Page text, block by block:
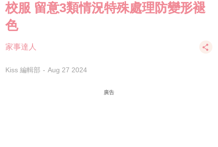
校服 留意3類情況特殊處理防變形褪
色
家事達人
Kiss 編輯部 Aug 27 2024
廣告